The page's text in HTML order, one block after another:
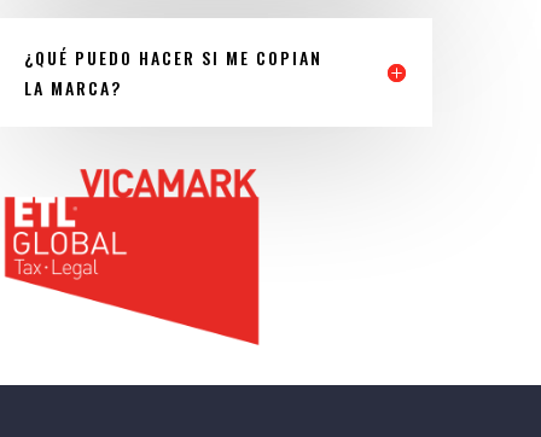
¿QUÉ PUEDO HACER SI ME COPIAN
LA MARCA?